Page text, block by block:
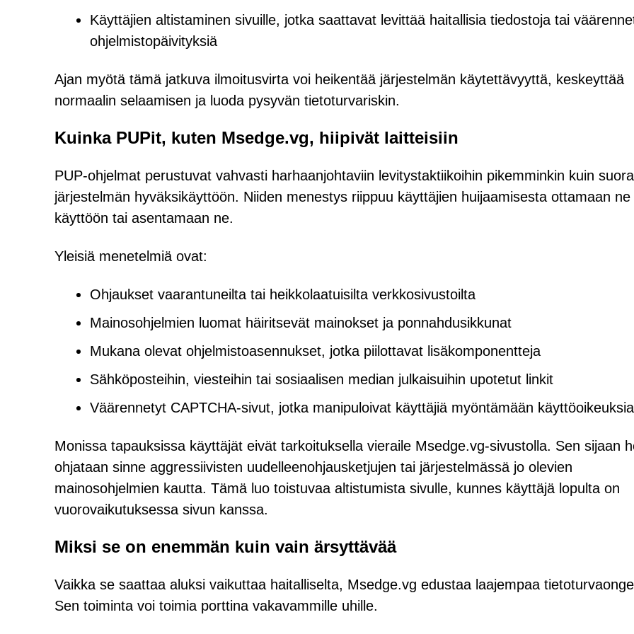
Käyttäjien altistaminen sivuille, jotka saattavat levittää haitallisia tiedostoja tai
ohjelmistopäivityksiä
Ajan myötä tämä jatkuva ilmoitusvirta voi heikentää järjestelmän käytettävyyttä, keskeyttää
normaalin selaamisen ja luoda pysyvän tietoturvariskin.
Kuinka PUPit, kuten Msedge.vg, hiipivät laitteisiin
PUP-ohjelmat perustuvat vahvasti harhaanjohtaviin levitystaktiikoihin pikemminkin kuin
järjestelmän hyväksikäyttöön. Niiden menestys riippuu käyttäjien huijaamisesta ottamaan ne
käyttöön tai asentamaan ne.
Yleisiä menetelmiä ovat:
Ohjaukset vaarantuneilta tai heikkolaatuisilta verkkosivustoilta
Mainosohjelmien luomat häiritsevät mainokset ja ponnahdusikkunat
Mukana olevat ohjelmistoasennukset, jotka piilottavat lisäkomponentteja
Sähköposteihin, viesteihin tai sosiaalisen median julkaisuihin upotetut linkit
Väärennetyt CAPTCHA-sivut, jotka manipuloivat käyttäjiä myöntämään käyttöoikeuksia
Monissa tapauksissa käyttäjät eivät tarkoituksella vieraile Msedge.vg-sivustolla. Sen sijaan
ohjataan sinne aggressiivisten uudelleenohjausketjujen tai järjestelmässä jo olevien
mainosohjelmien kautta. Tämä luo toistuvaa altistumista sivulle, kunnes käyttäjä lopulta on
vuorovaikutuksessa sivun kanssa.
Miksi se on enemmän kuin vain ärsyttävää
Vaikka se saattaa aluksi vaikuttaa haitalliselta, Msedge.vg edustaa laajempaa
Sen toiminta voi toimia porttina vakavammille uhille.